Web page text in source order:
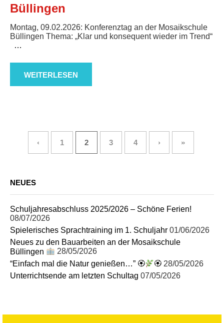
Büllingen
Montag, 09.02.2026: Konferenztag an der Mosaikschule
Büllingen Thema: „Klar und konsequent wieder im Trend“
…
WEITERLESEN
‹ 1 2 3 4 › »
NEUES
Schuljahresabschluss 2025/2026 – Schöne Ferien!
08/07/2026
Spielerisches Sprachtraining im 1. Schuljahr 01/06/2026
Neues zu den Bauarbeiten an der Mosaikschule
Büllingen
28/05/2026
“Einfach mal die Natur genießen…” 🏵
🏵 28/05/2026
Unterrichtsende am letzten Schultag 07/05/2026